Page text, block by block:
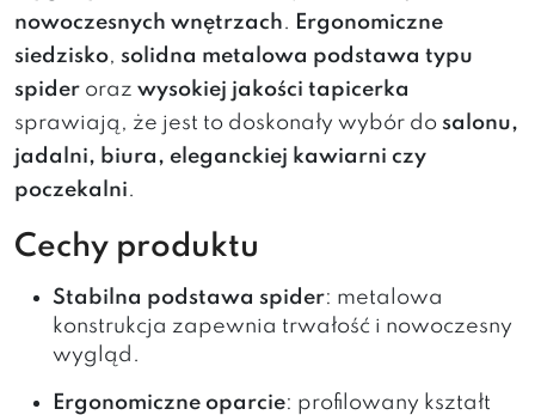
nowoczesnych wnętrzach. Ergonomiczne
siedzisko, solidna metalowa podstawa typu
spider oraz wysokiej jakości tapicerka
sprawiają, że jest to doskonały wybór do salonu,
jadalni, biura, eleganckiej kawiarni czy
poczekalni.
Cechy produktu
Stabilna podstawa spider: metalowa
konstrukcja zapewnia trwałość i nowoczesny
wygląd.
Ergonomiczne oparcie: profilowany kształt